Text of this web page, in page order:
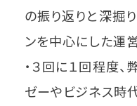
の振り返りと深掘
ンを中心にした運
・３回に１回程度
ゼーやビジネス時